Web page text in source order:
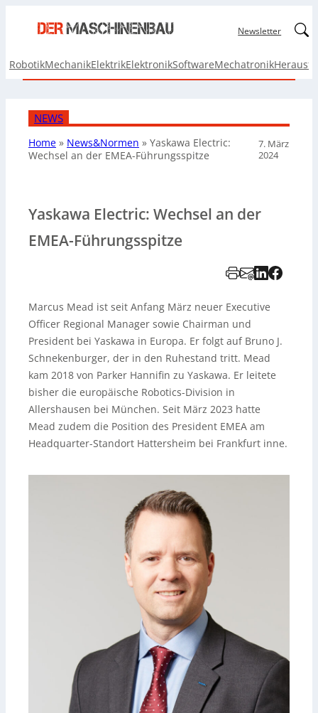
Newsletter
RobotikMechanikElektrikElektronikSoftwareMechatronik
NEWS
Home » News&Normen » Yaskawa Electric:
Wechsel an der EMEA-Führungsspitze
7. März
2024
Yaskawa Electric: Wechsel an der
EMEA-Führungsspitze
Marcus Mead ist seit Anfang März neuer Executive
Officer Regional Manager sowie Chairman und
President bei Yaskawa in Europa. Er folgt auf Bruno J.
Schnekenburger, der in den Ruhestand tritt. Mead
kam 2018 von Parker Hannifin zu Yaskawa. Er leitete
bisher die europäische Robotics-Division in
Allershausen bei München. Seit März 2023 hatte
Mead zudem die Position des President EMEA am
Headquarter-Standort Hattersheim bei Frankfurt inne.